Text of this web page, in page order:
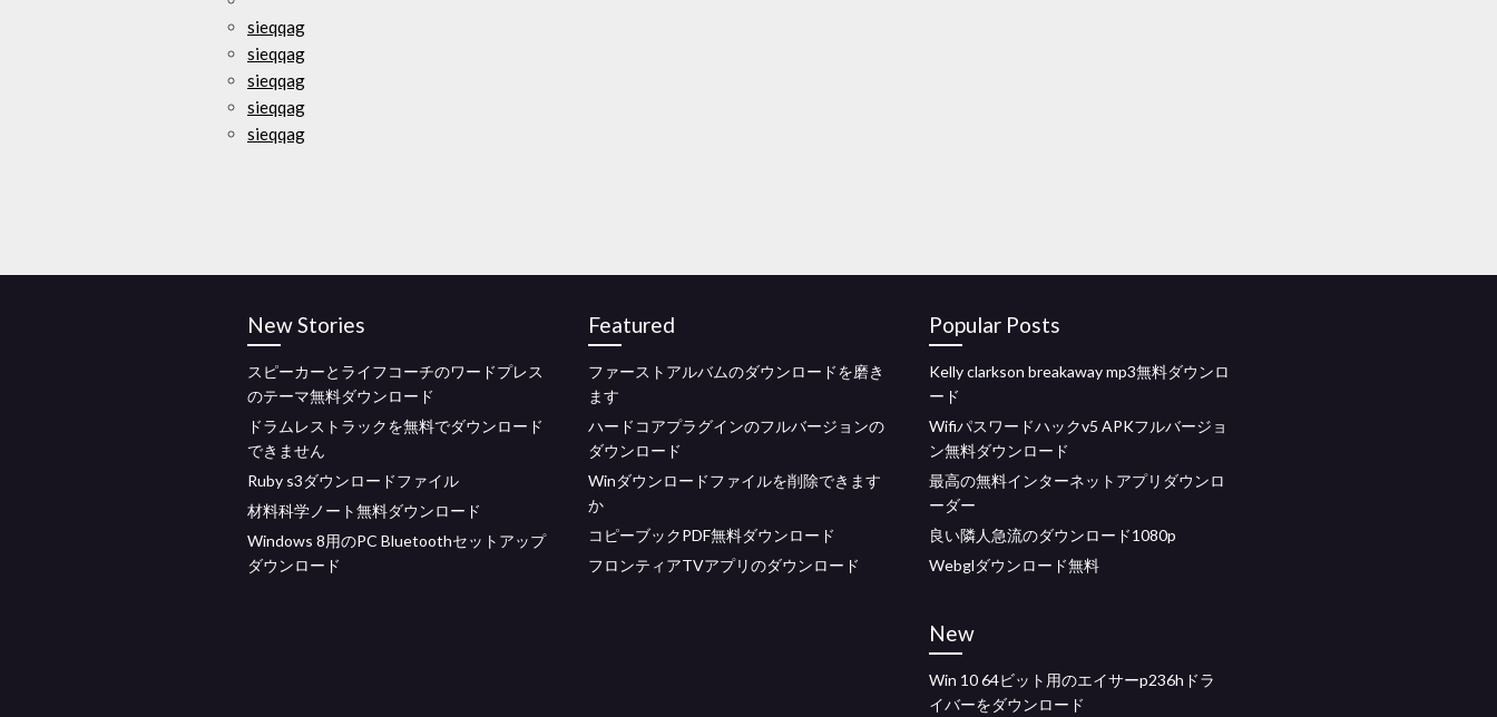
sieqqag
sieqqag
sieqqag
sieqqag
sieqqag
New Stories
スピーカーとライフコーチのワードプレス
のテーマ無料ダウンロード
ドラムレストラックを無料でダウンロード
できません
Ruby s3ダウンロードファイル
材料科学ノート無料ダウンロード
Windows 8用のPC Bluetoothセットアップ
ダウンロード
Featured
ファーストアルバムのダウンロードを磨き
ます
ハードコアプラグインのフルバージョンの
ダウンロード
Winダウンロードファイルを削除できます
か
コピーブックPDF無料ダウンロード
フロンティアTVアプリのダウンロード
Popular Posts
Kelly clarkson breakaway mp3無料ダウンロ
ード
Wifiパスワードハックv5 APKフルバージョ
ン無料ダウンロード
最高の無料インターネットアプリダウンロ
ーダー
良い隣人急流のダウンロード1080p
Webglダウンロード無料
New
Win 10 64ビット用のエイサーp236hドラ
イバーをダウンロード